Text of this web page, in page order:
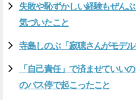
失敗や恥ずかしい経験もぜん
気づいたこと
寺島しのぶ「寂聴さんがモデ
「自己責任」で済ませていい
のバス停で起こったこと